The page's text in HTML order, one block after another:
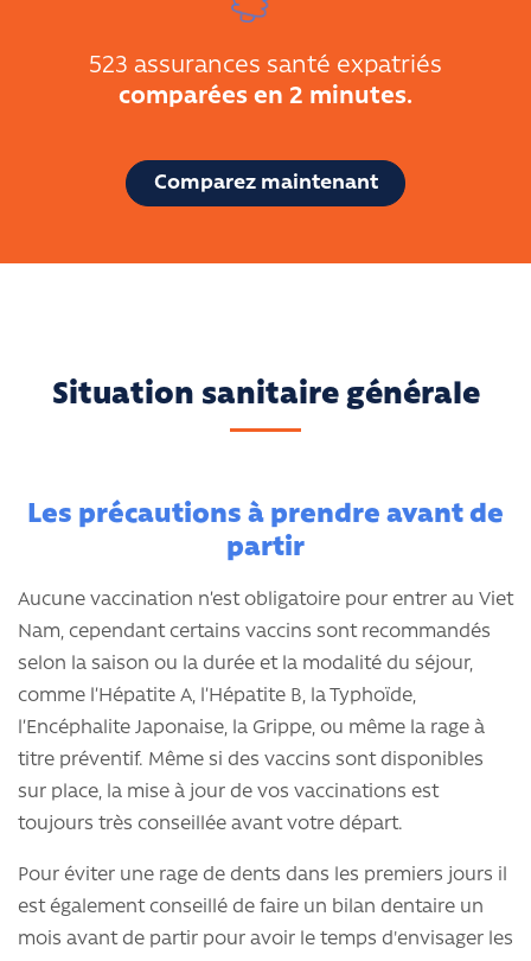
523 assurances santé expatriés
comparées en 2 minutes.
Comparez maintenant
Situation sanitaire générale
Les précautions à prendre avant de
partir
Aucune vaccination n’est obligatoire pour entrer au Viet
Nam, cependant certains vaccins sont recommandés
selon la saison ou la durée et la modalité du séjour,
comme l’Hépatite A, l’Hépatite B, la Typhoïde,
l’Encéphalite Japonaise, la Grippe, ou même la rage à
titre préventif. Même si des vaccins sont disponibles
sur place, la mise à jour de vos vaccinations est
toujours très conseillée avant votre départ.
Pour éviter une rage de dents dans les premiers jours il
est également conseillé de faire un bilan dentaire un
mois avant de partir pour avoir le temps d'envisager les